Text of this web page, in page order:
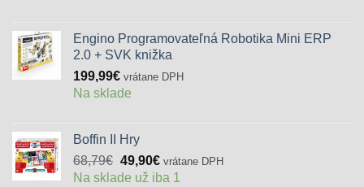
Engino Programovateľná Robotika Mini ERP
2.0 + SVK knižka
199,99€ vrátane DPH
Na sklade
Boffin II Hry
68,79€ Pôvodná
cena
49,90€Aktuálna
cena
vrátane DPH
Na sklade už iba 1